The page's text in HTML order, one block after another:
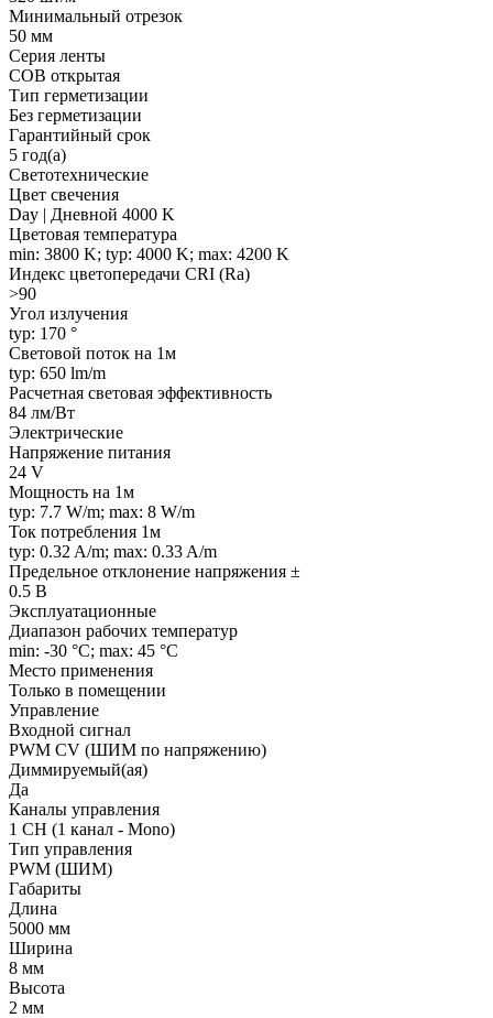
Минимальный отрезок
50 мм
Серия ленты
COB открытая
Тип герметизации
Без герметизации
Гарантийный срок
5 год(а)
Светотехнические
Цвет свечения
Day | Дневной 4000 K
Цветовая температура
min: 3800 K; typ: 4000 K; max: 4200 K
Индекс цветопередачи CRI (Ra)
>90
Угол излучения
typ: 170 °
Световой поток на 1м
typ: 650 lm/m
Расчетная световая эффективность
84 лм/Вт
Электрические
Напряжение питания
24 V
Мощность на 1м
typ: 7.7 W/m; max: 8 W/m
Ток потребления 1м
typ: 0.32 A/m; max: 0.33 A/m
Предельное отклонение напряжения ±
0.5 В
Эксплуатационные
Диапазон рабочих температур
min: -30 °C; max: 45 °C
Место применения
Только в помещении
Управление
Входной сигнал
PWM СV (ШИМ по напряжению)
Диммируемый(ая)
Да
Каналы управления
1 CH (1 канал - Mono)
Тип управления
PWM (ШИМ)
Габариты
Длина
5000 мм
Ширина
8 мм
Высота
2 мм